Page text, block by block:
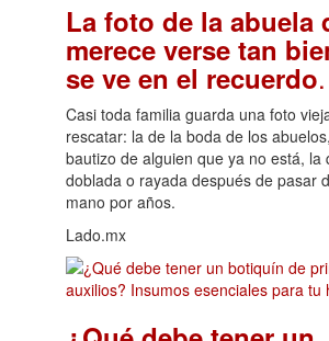
La foto de la abuela
merece verse tan
se ve en el recuerdo.
Casi toda familia guarda una foto
rescatar: la de la boda de los
bautizo de alguien que ya no está, la
doblada o rayada después de pasar
mano por años.
Lado.mx